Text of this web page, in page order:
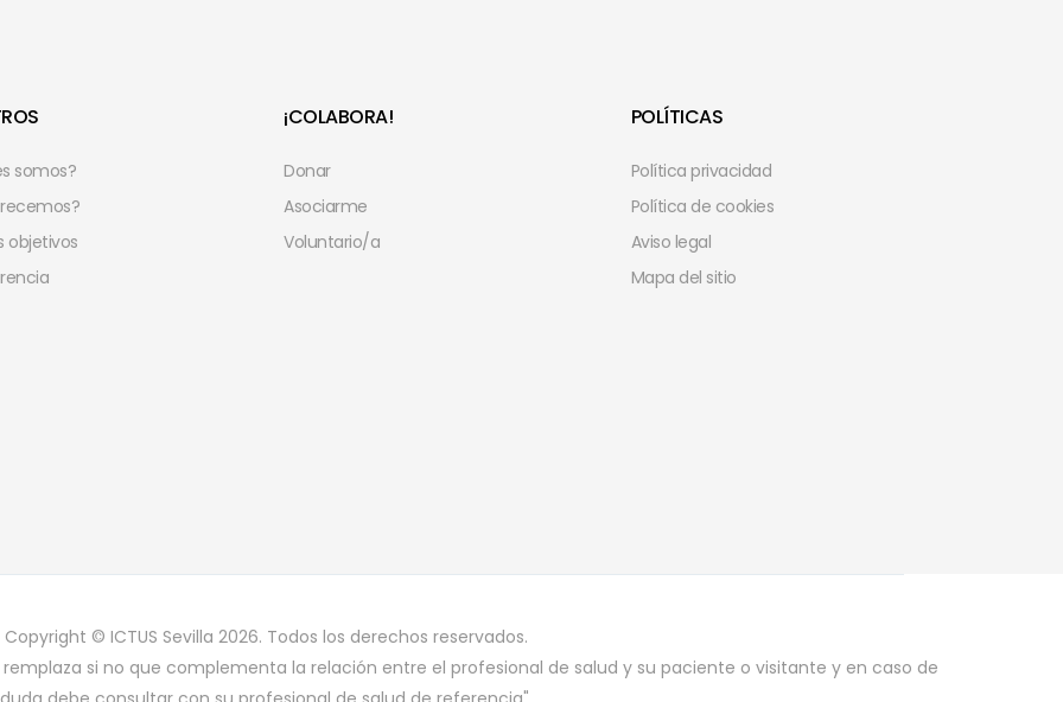
somos?
objetivos
¡COLABORA!
Donar
Asociarme
Voluntario/a
POLÍTICAS
Política privacidad
Política de cookies
Aviso legal
Mapa del sitio
Copyright © ICTUS Sevilla 2026. Todos los derechos reservados.
si no que complementa la relación entre el profesional de salud y su paciente o visitante y en caso de